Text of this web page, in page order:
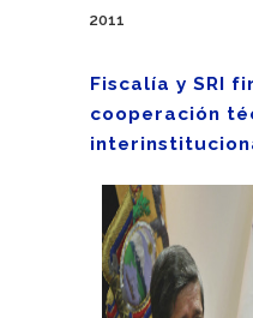
2011
Fiscalía y SRI
cooperación